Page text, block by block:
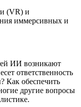
(VR) и
иммерсивных и
ИИ возникают
ответственность
Как обеспечить
другие вопросы